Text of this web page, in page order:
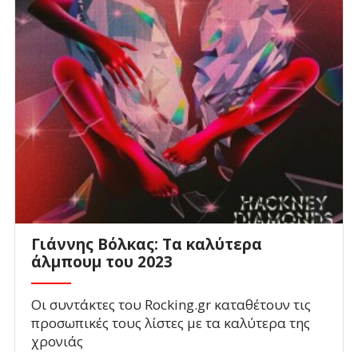
Γιάννης Βόλκας: Τα καλύτερα
άλμπουμ του 2023
Οι συντάκτες του Rocking.gr καταθέτουν τις
προσωπικές τους λίστες με τα καλύτερα της
χρονιάς